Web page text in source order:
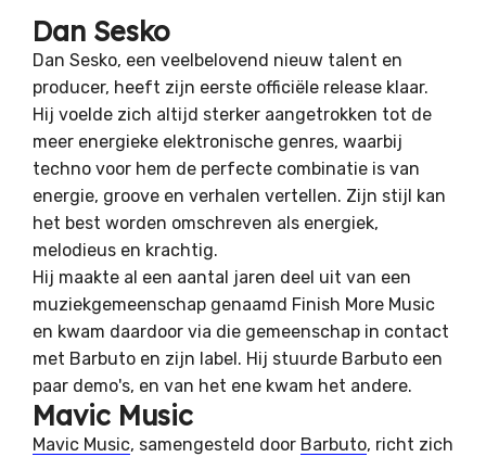
Dan Sesko
Dan Sesko, een veelbelovend nieuw talent en
producer, heeft zijn eerste officiële release klaar.
Hij voelde zich altijd sterker aangetrokken tot de
meer energieke elektronische genres, waarbij
techno voor hem de perfecte combinatie is van
energie, groove en verhalen vertellen. Zijn stijl kan
het best worden omschreven als energiek,
melodieus en krachtig.
Hij maakte al een aantal jaren deel uit van een
muziekgemeenschap genaamd Finish More Music
en kwam daardoor via die gemeenschap in contact
met Barbuto en zijn label. Hij stuurde Barbuto een
paar demo's, en van het ene kwam het andere.
Mavic Music
Mavic Music, samengesteld door Barbuto, richt zich